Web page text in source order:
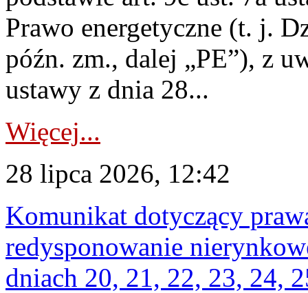
Prawo energetyczne (t. j.
późn. zm., dalej „PE”), z
ustawy z dnia 28...
Więcej...
28 lipca 2026, 12:42
Komunikat dotyczący
redysponowanie
dniach 20, 21, 22, 23, 24,